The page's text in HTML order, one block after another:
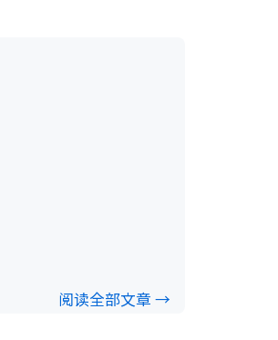
阅读全部文章 →